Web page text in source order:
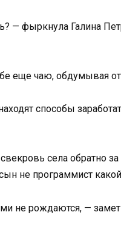
— фыркнула Галина
еще чаю, обдумывая
способы
села обратно
не программист
не рождаются, —